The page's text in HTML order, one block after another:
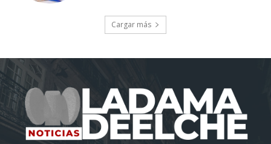
Cargar más